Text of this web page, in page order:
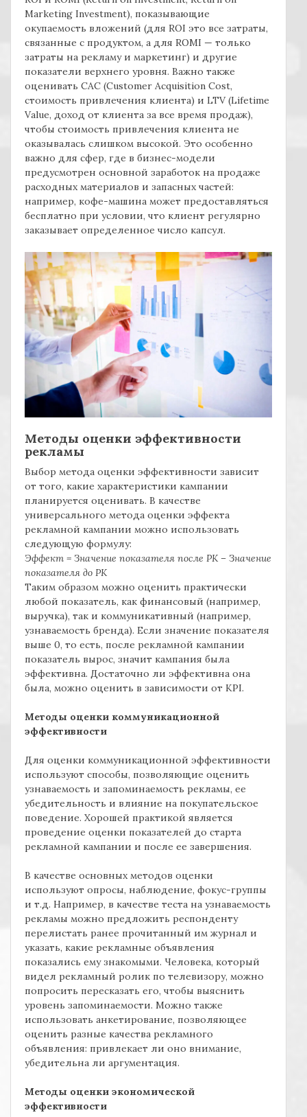
Marketing Investment), показывающие
окупаемость вложений (для ROI это все затраты,
связанные с продуктом, а для ROMI — только
затраты на рекламу и маркетинг) и другие
показатели верхнего уровня. Важно также
оценивать CAC (Customer Acquisition Cost,
стоимость привлечения клиента) и LTV (Lifetime
Value, доход от клиента за все время продаж),
чтобы стоимость привлечения клиента не
оказывалась слишком высокой. Это особенно
важно для сфер, где в бизнес-модели
предусмотрен основной заработок на продаже
расходных материалов и запасных частей:
например, кофе-машина может предоставляться
бесплатно при условии, что клиент регулярно
заказывает определенное число капсул.
Методы оценки эффективности
рекламы
Выбор метода оценки эффективности зависит
от того, какие характеристики кампании
планируется оценивать. В качестве
универсального метода оценки эффекта
рекламной кампании можно использовать
следующую формулу:
Эффект = Значение показателя после РК – Значение
показателя до РК
Таким образом можно оценить практически
любой показатель, как финансовый (например,
выручка), так и коммуникативный (например,
узнаваемость бренда). Если значение показателя
выше 0, то есть, после рекламной кампании
показатель вырос, значит кампания была
эффективна. Достаточно ли эффективна она
была, можно оценить в зависимости от KPI.
Методы оценки коммуникационной
эффективности
Для оценки коммуникационной эффективности
используют способы, позволяющие оценить
узнаваемость и запоминаемость рекламы, ее
убедительность и влияние на покупательское
поведение. Хорошей практикой является
проведение оценки показателей до старта
рекламной кампании и после ее завершения.
В качестве основных методов оценки
используют опросы, наблюдение, фокус-группы
и т.д. Например, в качестве теста на узнаваемость
рекламы можно предложить респонденту
перелистать ранее прочитанный им журнал и
указать, какие рекламные объявления
показались ему знакомыми. Человека, который
видел рекламный ролик по телевизору, можно
попросить пересказать его, чтобы выяснить
уровень запоминаемости. Можно также
использовать анкетирование, позволяющее
оценить разные качества рекламного
объявления: привлекает ли оно внимание,
убедительна ли аргументация.
Методы оценки экономической
эффективности